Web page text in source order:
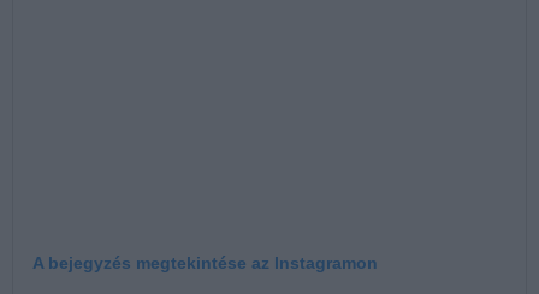
A bejegyzés megtekintése az Instagramon